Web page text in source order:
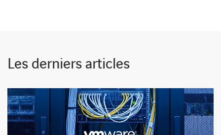
Les derniers articles